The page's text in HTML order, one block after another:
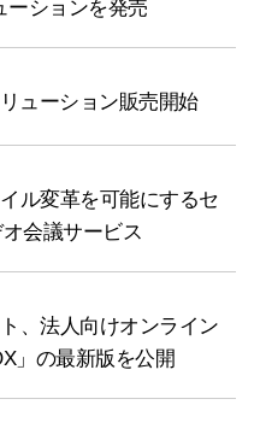
ーションを発売
ューション販売開始
ル変革を可能にするセ
会議サービス
、法人向けオンライン
」の最新版を公開